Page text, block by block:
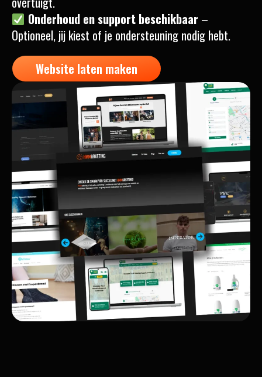
Onderhoud en support beschikbaar –
Optioneel, jij kiest of je ondersteuning nodig hebt.
Website laten maken